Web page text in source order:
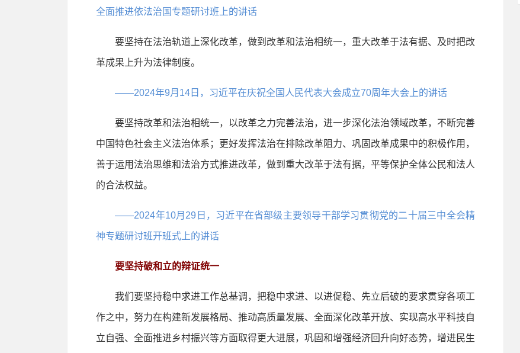
全面推进依法治国专题研讨班上的讲话
要坚持在法治轨道上深化改革，做到改革和法治相统一，重大改革于法有据、及时把改
革成果上升为法律制度。
——2024年9月14日，习近平在庆祝全国人民代表大会成立70周年大会上的讲话
要坚持改革和法治相统一，以改革之力完善法治，进一步深化法治领域改革，不断完善
中国特色社会主义法治体系；更好发挥法治在排除改革阻力、巩固改革成果中的积极作用，
善于运用法治思维和法治方式推进改革，做到重大改革于法有据，平等保护全体公民和法人
的合法权益。
——2024年10月29日，习近平在省部级主要领导干部学习贯彻党的二十届三中全会精
神专题研讨班开班式上的讲话
要坚持破和立的辩证统一
我们要坚持稳中求进工作总基调，把稳中求进、以进促稳、先立后破的要求贯穿各项工
作之中，努力在构建新发展格局、推动高质量发展、全面深化改革开放、实现高水平科技自
立自强、全面推进乡村振兴等方面取得更大进展，巩固和增强经济回升向好态势，增进民生